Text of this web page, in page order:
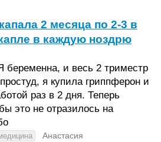
2 месяца по 2-3 в
в каждую ноздрю
беременна, и весь 2 триместр
я купила гриппферон и
раз в 2 дня. Теперь
это не отразилось на
Анастасия